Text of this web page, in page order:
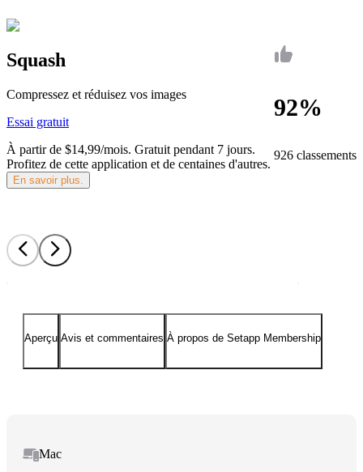
92%
926 classements
Squash
Compressez et réduisez vos images
Essai gratuit
À partir de $14,99/mois. Gratuit pendant 7 jours.
Profitez de cette application et de centaines d'autres.
En savoir plus.
Aperçu Avis et commentaires À propos de Setapp Membership
Mac